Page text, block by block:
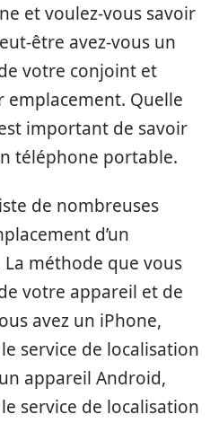
et voulez-vous savoir
être avez-vous un
votre conjoint et
emplacement. Quelle
important de savoir
téléphone portable.
de nombreuses
d’un
méthode que vous
votre appareil et de
avez un iPhone,
service de localisation
appareil Android,
service de localisation